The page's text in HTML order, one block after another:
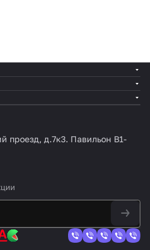
проезд, д.7к3. Павильон B1-